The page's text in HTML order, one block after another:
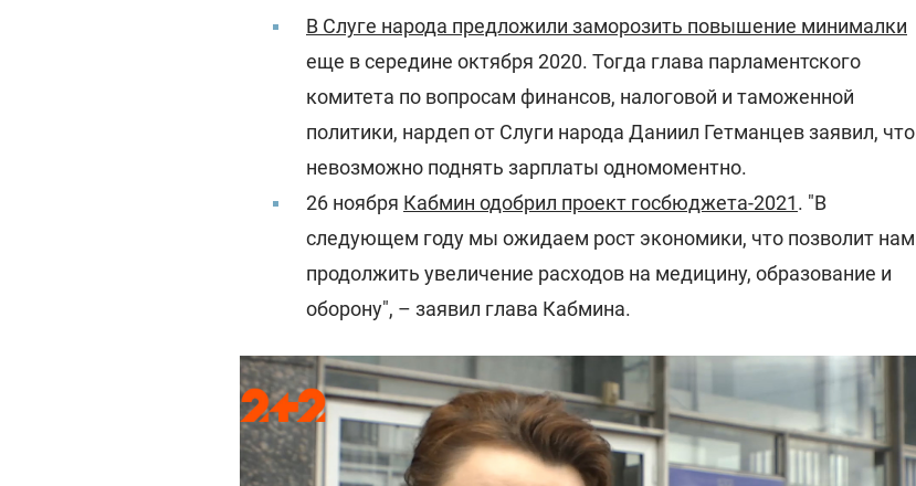
В Слуге народа предложили заморозить повышение минималки
еще в середине октября 2020. Тогда глава парламентского
комитета по вопросам финансов, налоговой и таможенной
политики, нардеп от Слуги народа Даниил Гетманцев заявил, что
невозможно поднять зарплаты одномоментно.
26 ноября Кабмин одобрил проект госбюджета-2021. "В
следующем году мы ожидаем рост экономики, что позволит нам
продолжить увеличение расходов на медицину, образование и
оборону", – заявил глава Кабмина.